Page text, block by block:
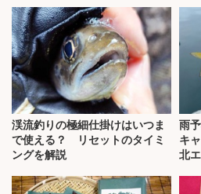
渓流釣りの極細仕掛けはいつま
で使える？ リセットのタイミ
ングを解説
雨
キ
北